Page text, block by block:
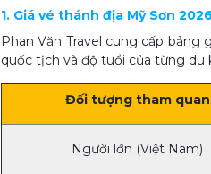
1. Giá vé thánh địa Mỹ Sơn
Phan Văn Travel cung cấp
quốc tịch và độ tuổi của từng du
Đối tượng tham quan
Người lớn (Việt Nam)